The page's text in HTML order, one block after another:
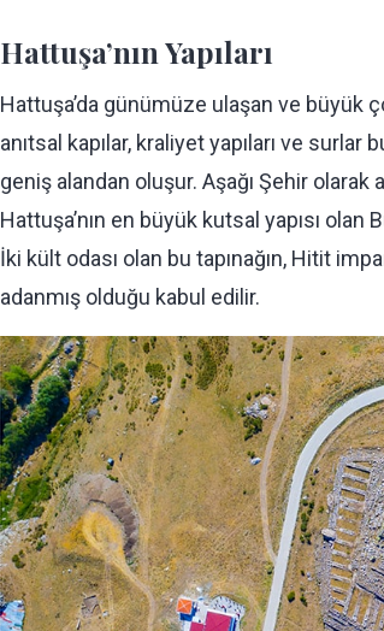
Hattuşa’nın Yapıları
Hattuşa’da günümüze ulaşan ve büyük
anıtsal kapılar, kraliyet yapıları ve
geniş alandan oluşur. Aşağı Şehir olarak
Hattuşa’nın en büyük kutsal yapısı
İki kült odası olan bu tapınağın, Hitit
adanmış olduğu kabul edilir.